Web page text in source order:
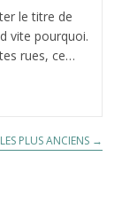
le titre de
vite pourquoi.
rues, ce…
PLUS ANCIENS →